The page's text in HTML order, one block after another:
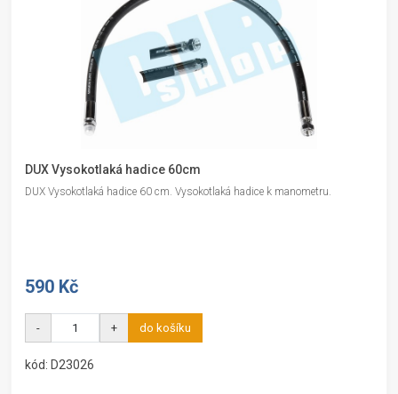
DUX Vysokotlaká hadice 60cm
DUX Vysokotlaká hadice 60 cm. Vysokotlaká hadice k manometru.
590 Kč
- + do košíku
kód: D23026